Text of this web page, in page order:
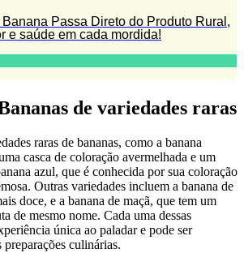
Passa Direto do Produto Rural,
e saúde em cada mordida!
de variedades raras
raras de bananas, como a banana
casca de coloração avermelhada e um
azul, que é conhecida por sua coloração
Outras variedades incluem a banana de
doce, e a banana de maçã, que tem um
de mesmo nome. Cada uma dessas
única ao paladar e pode ser
culinárias.